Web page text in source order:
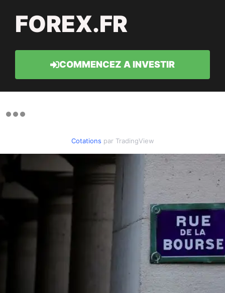
FOREX.FR
COMMENCEZ A INVESTIR
Cotations par TradingView